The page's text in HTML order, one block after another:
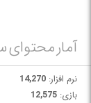
بهبود در گرافیک و
نسل 8 ارائه دهد.
آمار
نرم افزار: 14,270
بازی: 12,575